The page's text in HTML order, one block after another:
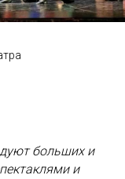
больших и
и